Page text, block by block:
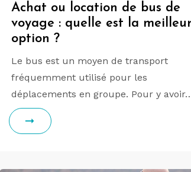
Achat ou location de bus de
voyage : quelle est la
option ?
Le bus est un moyen de transport
fréquemment utilisé pour les
déplacements en groupe. Pour y